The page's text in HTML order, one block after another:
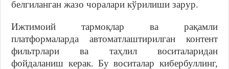
белгиланган жазо чоралари кўрилиши зарур.
Ижтимоий тармоқлар ва рақамли
платформаларда автоматлаштирилган контент
фильтрлари ва таҳлил воситаларидан
фойдаланиш керак. Бу воситалар кибербуллинг,